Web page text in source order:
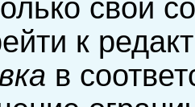
свои
к
в